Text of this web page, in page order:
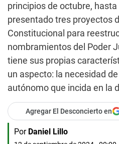
principios de octubre,
presentado tres proyectos
Constitucional para
nombramientos del Poder
tiene sus propias
un aspecto: la necesidad
autónomo que incida en la
Agregar El Desconcierto en
Por Daniel Lillo